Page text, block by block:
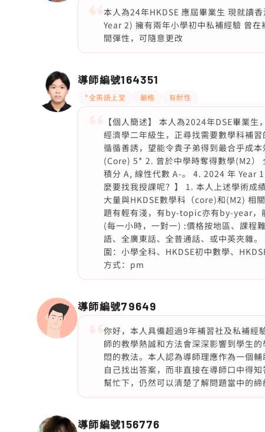
本人為24年HKDSE 應屆畢業生 現就讀
Year 2) 擁有兩年小學初中私補經驗 曾
間彈性，可隨意更改
導師編號164351
*全英語上堂 嚴格 有耐性
【個人簡述】 本人為2024年DSE畢業
經濟學二年級生，正尋找需要數學科補
循循善誘，望能令貴子弟得到最合乎成
(Core) 5* 2. 曾於中學時奪得數學(M2）
積分 A, 線性代數 A-。 4. 2024 年
麼要找我授課呢？】 1. 本人上述學術成
大量與HKDSE數學科（core)和(M2) 相
題有輕有淺，有by-topic亦有by-year，
(每一小時，一對一) :價格按地區、課程
語、全廣東話、全普通話、或中英夾雜
圍：小學全科、HKDSE初中數學、
方式：pm
導師編號79649
你好，本人具備超過9年補習社及私補經
師的教學熱誠和方法會深深影響到學生
悶的教法。本人認為導師理應作為一個
自己找出答案，而非直接在導師口中得
幫忙下，仍然可以清楚了解問題當中的締
導師編號156776